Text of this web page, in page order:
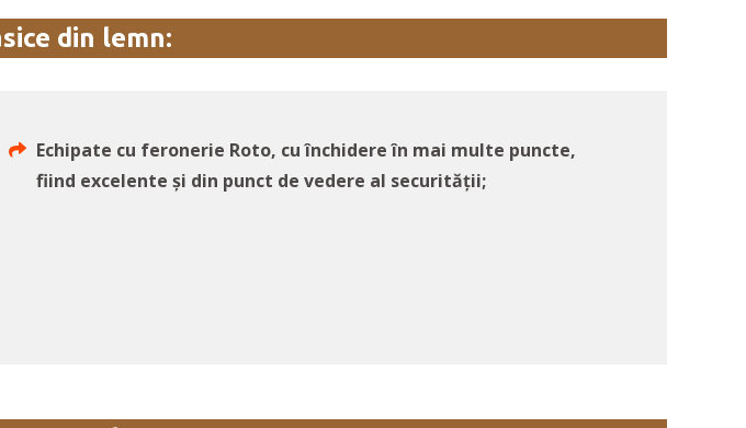
din lemn:
Echipate cu feronerie Roto, cu închidere în mai multe puncte,
fiind excelente și din punct de vedere al securității;